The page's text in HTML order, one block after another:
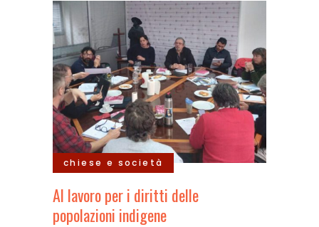
chiese e società
Al lavoro per i diritti delle
popolazioni indigene